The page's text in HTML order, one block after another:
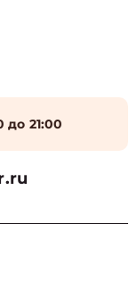
до 21:00